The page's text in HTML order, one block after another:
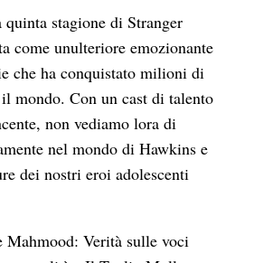
stagione di Stranger
come unulteriore emozionante
che ha conquistato milioni di
mondo. Con un cast di talento
non vediamo lora di
nel mondo di Hawkins e
dei nostri eroi adolescenti
Verità sulle voci